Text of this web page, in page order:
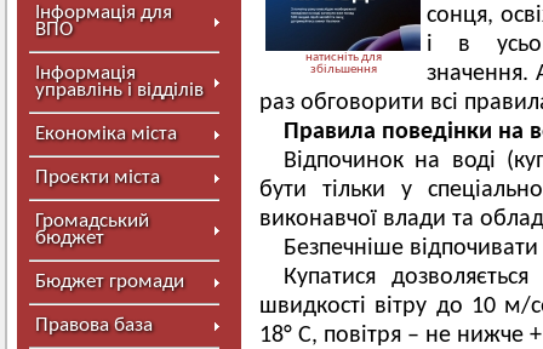
Інформація для
ВПО
Інформація
управлінь і відділів
Економіка міста
Проєкти міста
Громадський
бюджет
Бюджет громади
Правова база
натисніть для
збільшення
сонця,
і в
значення.
раз обговорити всі
Правила поведінки на
Відпочинок на воді
бути тільки у
виконавчої влади та
Безпечніше
Купатися
швидкості вітру до 10
18° С, повітря – не нижче